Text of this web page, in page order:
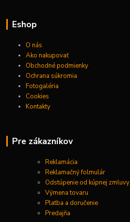
Eshop
O nás
Ako nakupovať
Obchodné podmienky
Ochrana súkromia
Fotogaléria
Cookies
Kontakty
Pre zákazníkov
Reklamácia
Reklamačný folmulár
Odstúpenie od kúpnej zmluvy
Výmena tovaru
Platba a doručenie
Predajňa